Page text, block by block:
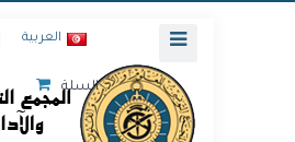
العربية
السلة